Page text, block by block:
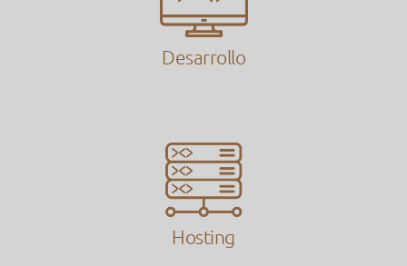
Desarrollo
Hosting